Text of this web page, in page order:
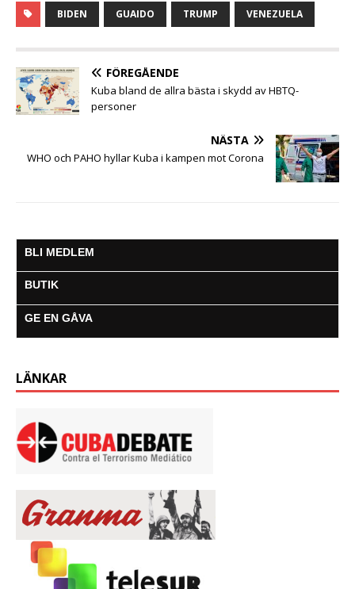
e
o
k
i
t
r
a
t
p
p
s
g
e
a
i
l
e
m
a
BIDEN GUAIDO TRUMP VENEZUELA
FÖREGÅENDE
Kuba bland de allra bästa i skydd av HBTQ-
personer
NÄSTA
WHO och PAHO hyllar Kuba i kampen mot Corona
BLI MEDLEM
BUTIK
GE EN GÅVA
LÄNKAR